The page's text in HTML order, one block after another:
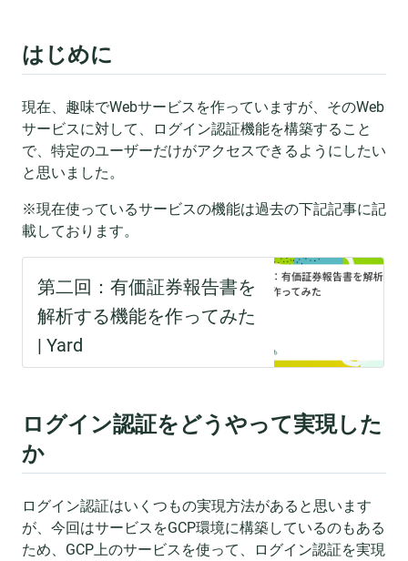
はじめに
現在、趣味でWebサービスを作っていますが、そのWeb
サービスに対して、ログイン認証機能を構築すること
で、特定のユーザーだけがアクセスできるようにしたい
と思いました。
※現在使っているサービスの機能は過去の下記記事に記
載しております。
ログイン認証をどうやって実現した
か
ログイン認証はいくつもの実現方法があると思います
が、今回はサービスをGCP環境に構築しているのもある
ため、GCP上のサービスを使って、ログイン認証を実現